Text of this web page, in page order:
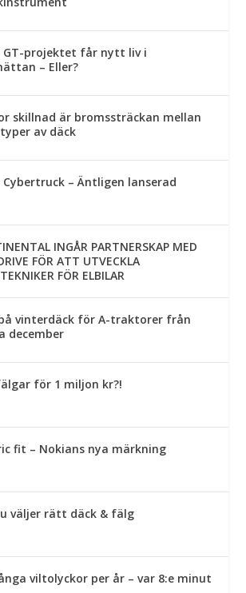
GT-projektet får nytt liv i
– Eller?
skillnad är bromssträckan mellan
av däck
Cybertruck – Äntligen lanserad
INGÅR PARTNERSKAP MED
FÖR ATT UTVECKLA
FÖR ELBILAR
vinterdäck för A-traktorer från
december
för 1 miljon kr?!
fit – Nokians nya märkning
väljer rätt däck & fälg
viltolyckor per år – var 8:e minut